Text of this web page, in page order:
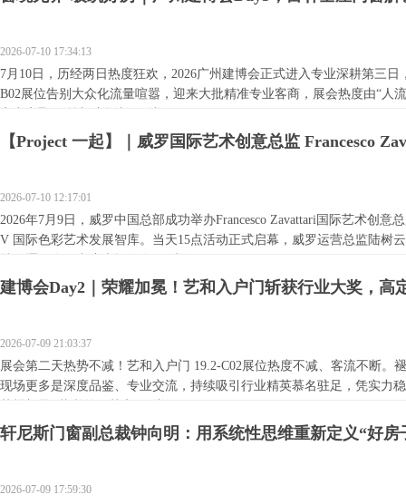
2026-07-10 17:34:13
7月10日，历经两日热度狂欢，2026广州建博会正式进入专业深耕第三日
B02展位告别大众化流量喧嚣，迎来大批精准专业客商，展会热度由“人
【Project 一起】｜威罗国际艺术创意总监 Francesco
2026-07-10 12:17:01
2026年7月9日，威罗中国总部成功举办Francesco Zavattari国际艺术创意
V 国际色彩艺术发展智库。当天15点活动正式启幕，威罗运营总监陆树
建博会Day2｜荣耀加冕！艺和入户门斩获行业大奖，高
2026-07-09 21:03:37
展会第二天热势不减！艺和入户门 19.2-C02展位热度不减、客流不断。
现场更多是深度品鉴、专业交流，持续吸引行业精英慕名驻足，凭实力
轩尼斯门窗副总裁钟向明：用系统性思维重新定义“好房
2026-07-09 17:59:30